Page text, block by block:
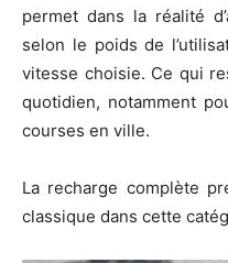
permet dans la réalité
selon le poids de
vitesse choisie. Ce qui
quotidien, notamment
courses en ville.
La recharge complète
classique dans cette